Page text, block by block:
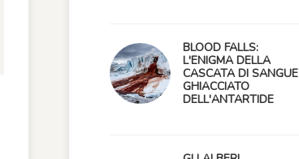
BLOOD FALLS:
L'ENIGMA DELLA
CASCATA DI SANGUE
GHIACCIATO
DELL'ANTARTIDE